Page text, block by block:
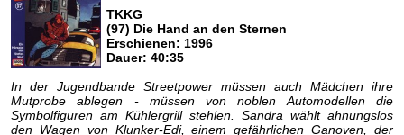
TKKG
(97) Die Hand an den Sternen
Erschienen: 1996
Dauer: 40:35
In der Jugendbande Streetpower müssen auch Mädchen ihre
Mutprobe ablegen - müssen von noblen Automodellen die
Symbolfiguren am Kühlergrill stehlen. Sandra wählt ahnungslos
den Wagen von Klunker-Edi, einem gefährlichen Ganoven, der